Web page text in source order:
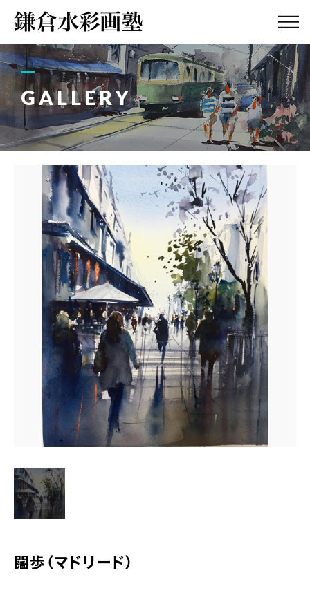
GALLERY
闊歩（マドリード）
ABOUT
画塾紹介・
アクセス
LESSON
教室案内
作品集
PROFILE
塾長紹介
BLOG
画塾ブログ
ATELIER
水彩ブログ
CONTACT
お問い合わせ
取材・制作のご依頼 作品購入